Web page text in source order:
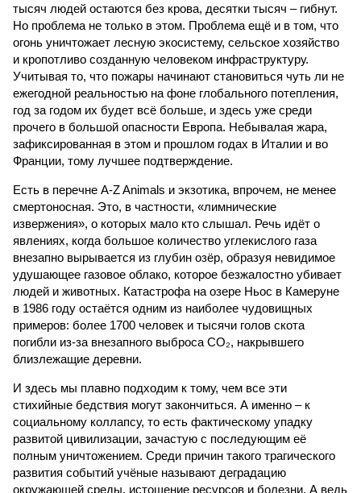
тысяч людей остаются без крова, десятки тысяч – гибнут.
Но проблема не только в этом. Проблема ещё и в том, что
огонь уничтожает лесную экосистему, сельское хозяйство
и кропотливо созданную человеком инфраструктуру.
Учитывая то, что пожары начинают становиться чуть ли не
ежегодной реальностью на фоне глобального потепления,
год за годом их будет всё больше, и здесь уже среди
прочего в большой опасности Европа. Небывалая жара,
зафиксированная в этом и прошлом годах в Италии и во
Франции, тому лучшее подтверждение.
Есть в перечне A-Z Animals и экзотика, впрочем, не менее
смертоносная. Это, в частности, «лимнические
извержения», о которых мало кто слышал. Речь идёт о
явлениях, когда большое количество углекислого газа
внезапно вырывается из глубин озёр, образуя невидимое
удушающее газовое облако, которое безжалостно убивает
людей и животных. Катастрофа на озере Ньос в Камеруне
в 1986 году остаётся одним из наиболее чудовищных
примеров: более 1700 человек и тысячи голов скота
погибли из-за внезапного выброса CO₂, накрывшего
близлежащие деревни.
И здесь мы плавно подходим к тому, чем все эти
стихийные бедствия могут закончиться. А именно – к
социальному коллапсу, то есть фактическому упадку
развитой цивилизации, зачастую с последующим её
полным уничтожением. Среди причин такого трагического
развития событий учёные называют деградацию
окружающей среды, истощение ресурсов и болезни. А ведь